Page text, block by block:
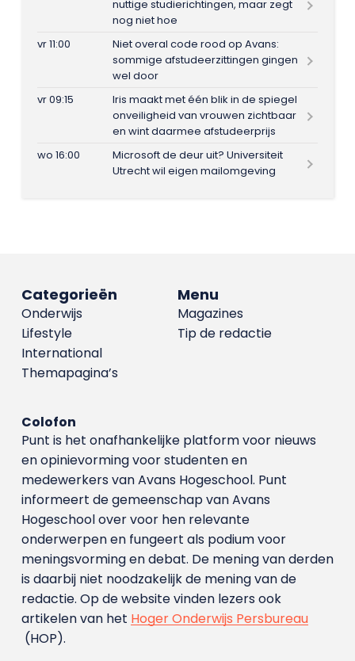
nuttige studierichtingen, maar zegt
nog niet hoe
vr 11:00
Niet overal code rood op Avans:
sommige afstudeerzittingen gingen
wel door
vr 09:15
Iris maakt met één blik in de spiegel
onveiligheid van vrouwen zichtbaar
en wint daarmee afstudeerprijs
wo 16:00
Microsoft de deur uit? Universiteit
Utrecht wil eigen mailomgeving
Menu
Magazines
Tip de redactie
Categorieën
Onderwijs
Lifestyle
International
Themapagina’s
Colofon
Punt is het onafhankelijke platform voor nieuws
en opinievorming voor studenten en
medewerkers van Avans Hoge­school. Punt
informeert de gemeenschap van Avans
Hogeschool over voor hen relevante
onderwerpen en fungeert als podium voor
meningsvorming en debat. De mening van derden
is daarbij niet noodzakelijk de mening van de
redactie. Op de website vinden lezers ook
artikelen van het Hoger Onderwijs Persbureau
(HOP).